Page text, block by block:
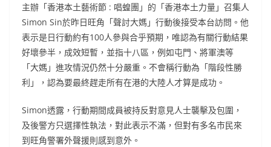
主辦「香港本土藝術節 : 唱蝗團」的「香港本土力量」召集人
Simon Sin於昨日旺角「聲討大媽」行動後接受本台訪問。他
表示是日行動約有100人參與合乎預期，唯認為有關行動結果
好壞參半，成效短暫，並指十八區，例如屯門、將軍澳等
「大媽」進攻情況仍然十分嚴重。不會稱行動為「階段性勝
利」，認為要最終趕走所有在港的大陸人才算是成功。
Simon透露，行動期間成員被持反對意見人士襲擊及包圍，
及後警方只選擇性執法，對此表示不滿，但對有多名市民來
到旺角警署外聲援則感到意外。